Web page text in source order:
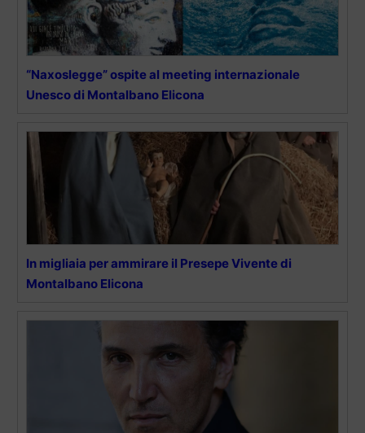
“Naxoslegge” ospite al meeting internazionale
Unesco di Montalbano Elicona
In migliaia per ammirare il Presepe Vivente di
Montalbano Elicona